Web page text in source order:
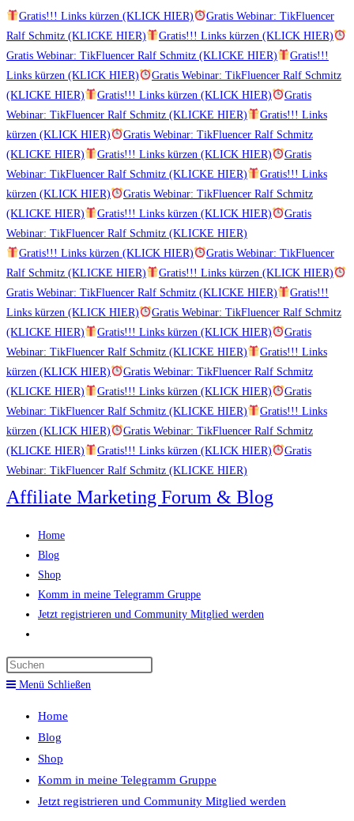
Gratis!!! Links kürzen (KLICK HIER)
Gratis Webinar: TikFluencer
Ralf Schmitz (KLICKE HIER)
Gratis!!! Links kürzen (KLICK HIER)
Gratis Webinar: TikFluencer Ralf Schmitz (KLICKE HIER)
Gratis!!!
Links kürzen (KLICK HIER)
Gratis Webinar: TikFluencer Ralf Schmitz
(KLICKE HIER)
Gratis!!! Links kürzen (KLICK HIER)
Gratis
Webinar: TikFluencer Ralf Schmitz (KLICKE HIER)
Gratis!!! Links
kürzen (KLICK HIER)
Gratis Webinar: TikFluencer Ralf Schmitz
(KLICKE HIER)
Gratis!!! Links kürzen (KLICK HIER)
Gratis
Webinar: TikFluencer Ralf Schmitz (KLICKE HIER)
Gratis!!! Links
kürzen (KLICK HIER)
Gratis Webinar: TikFluencer Ralf Schmitz
(KLICKE HIER)
Gratis!!! Links kürzen (KLICK HIER)
Gratis
Webinar: TikFluencer Ralf Schmitz (KLICKE HIER)
Gratis!!! Links kürzen (KLICK HIER)
Gratis Webinar: TikFluencer
Ralf Schmitz (KLICKE HIER)
Gratis!!! Links kürzen (KLICK HIER)
Gratis Webinar: TikFluencer Ralf Schmitz (KLICKE HIER)
Gratis!!!
Links kürzen (KLICK HIER)
Gratis Webinar: TikFluencer Ralf Schmitz
(KLICKE HIER)
Gratis!!! Links kürzen (KLICK HIER)
Gratis
Webinar: TikFluencer Ralf Schmitz (KLICKE HIER)
Gratis!!! Links
kürzen (KLICK HIER)
Gratis Webinar: TikFluencer Ralf Schmitz
(KLICKE HIER)
Gratis!!! Links kürzen (KLICK HIER)
Gratis
Webinar: TikFluencer Ralf Schmitz (KLICKE HIER)
Gratis!!! Links
kürzen (KLICK HIER)
Gratis Webinar: TikFluencer Ralf Schmitz
(KLICKE HIER)
Gratis!!! Links kürzen (KLICK HIER)
Gratis
Webinar: TikFluencer Ralf Schmitz (KLICKE HIER)
Zum
Inhalt
springen
Affiliate Marketing Forum & Blog
Home
Blog
Shop
Komm in meine Telegramm Gruppe
Jetzt registrieren und Community Mitglied werden
umschalten
panel.
Menü Schließen
Home
Blog
Shop
Komm in meine Telegramm Gruppe
Jetzt registrieren und Community Mitglied werden